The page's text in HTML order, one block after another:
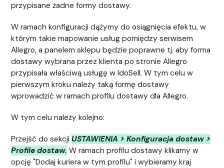
przypisane żadne formy dostawy.
W ramach konfiguracji dążymy do osiągnięcia efektu, w
którym takie mapowanie usług pomiędzy serwisem
Allegro, a panelem sklepu będzie poprawne tj. aby forma
dostawy wybrana przez klienta po stronie Allegro
przypisała właściwą usługę w IdoSell. W tym celu w
pierwszym kroku należy taką formę dostawy
wprowadzić w ramach profilu dostawy dla Allegro.
W tym celu należy kolejno:
Przejść do sekcji USTAWIENIA > Konfiguracja dostaw >
Profile dostaw. W ramach profilu dostawy klikamy w
opcję "Dodaj kuriera w tym profilu" i wybieramy kraj